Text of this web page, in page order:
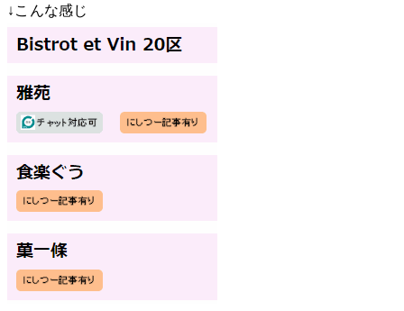
↓こんな感じ